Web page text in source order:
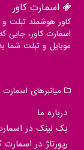
اسمارت كاور
کاور هوشمند تبلت و
اسمارت کاور، جایی
موبایل و تبلت شما
میانبرهای اسمارت
درباره ما
بک لینک در
رپورتاژ در اسمارت